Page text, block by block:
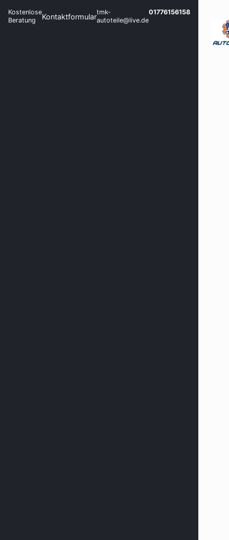
Kostenlose
Beratung
Kontaktformulartmk-
autoteile@live.de
01776156158